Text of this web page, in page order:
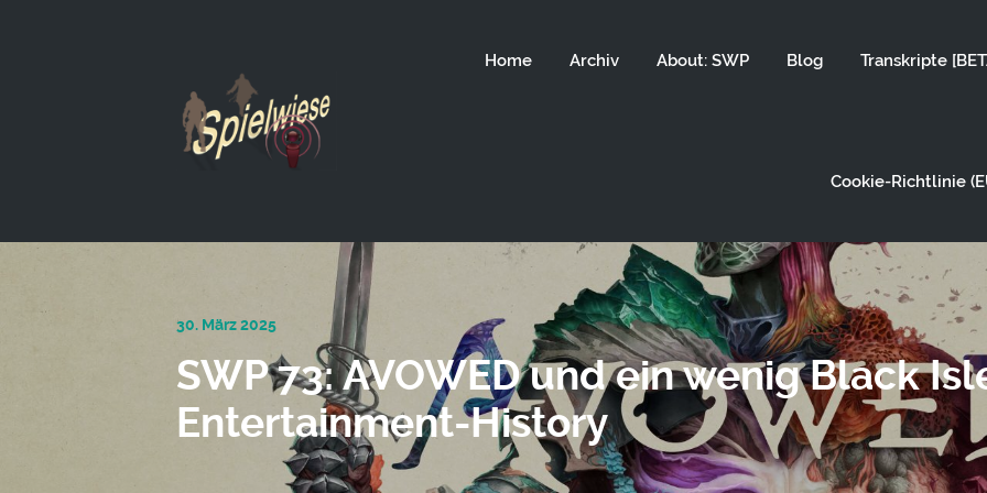
Home Archiv About: SWP Blog Transkripte
Cookie-Richtlinie
30. März 2025
SWP 73: AVOWED und ein wenig Black
Entertainment-History